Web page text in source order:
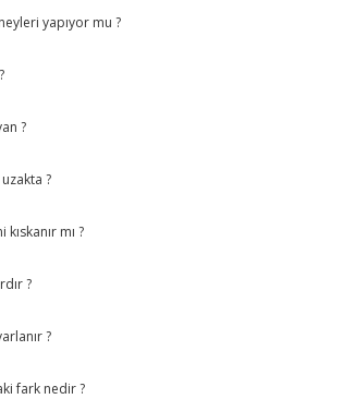
yapıyor mu ?
?
?
mı ?
?
?
fark nedir ?